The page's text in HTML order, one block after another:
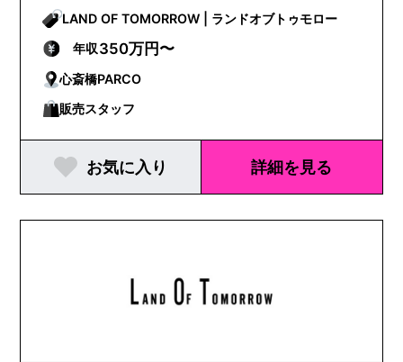
LAND OF TOMORROW | ランドオブトゥモロー
年収350万円〜
心斎橋PARCO
販売スタッフ
お気に入り 詳細を見る